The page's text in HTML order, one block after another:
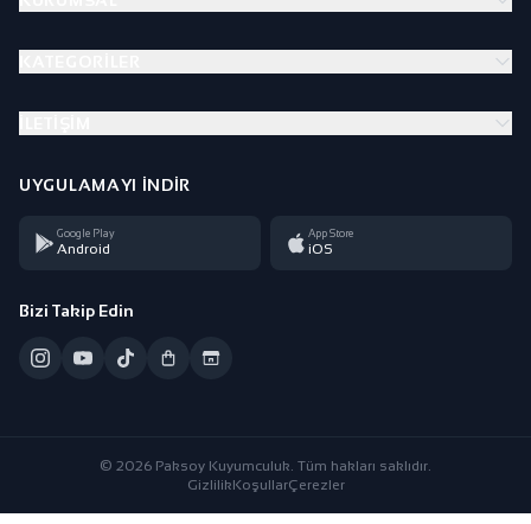
UYGULAMAYI İNDIR
Google Play
Android
App Store
iOS
Bizi Takip Edin
© 2026 Paksoy Kuyumculuk. Tüm hakları saklıdır.
GizlilikKoşullarÇerezler